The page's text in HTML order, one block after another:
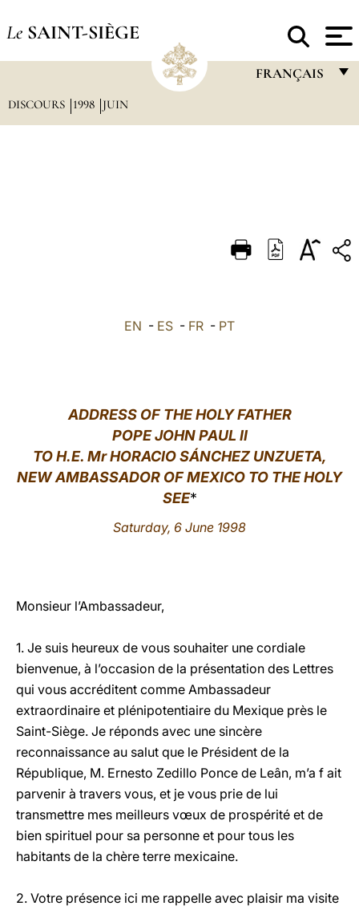
Le SAINT-SIÈGE
FRANÇAIS
DEUTSCH
DISCOURS 1998 JUIN
EN - ES - FR - PT
ADDRESS OF THE HOLY FATHER
POPE JOHN PAUL II
TO H.E. Mr HORACIO SÁNCHEZ UNZUETA,
NEW AMBASSADOR OF MEXICO TO THE HOLY
SEE*
Saturday, 6 June 1998
Monsieur l’Ambassadeur,
1. Je suis heureux de vous souhaiter une cordiale
bienvenue, à l’occasion de la présentation des Lettres
qui vous accréditent comme Ambassadeur
extraordinaire et plénipotentiaire du Mexique près le
Saint-Siège. Je réponds avec une sincère
reconnaissance au salut que le Président de la
République, M. Ernesto Zedillo Ponce de Leân, m’a f ait
parvenir à travers vous, et je vous prie de lui
transmettre mes meilleurs vœux de prospérité et de
bien spirituel pour sa personne et pour tous les
habitants de la chère terre mexicaine.
2. Votre présence ici me rappelle avec plaisir ma visite